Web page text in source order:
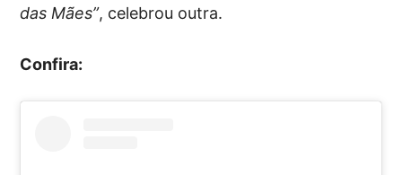
das Mães”, celebrou outra.
Confira: